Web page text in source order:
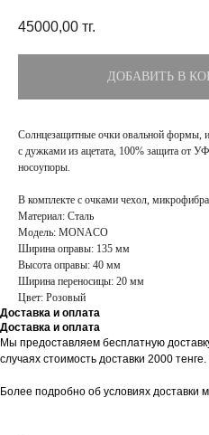
45000,00 тг.
ДОБАВИТЬ В
Солнцезащитные очки овальной формы,
с дужками из ацетата, 100% защита от
носоупоры.
В комплекте с очками чехол,
Материал: Сталь
Модель: MONACO
Ширина оправы: 135 мм
Высота оправы: 40 мм
Ширина переносицы: 20 мм
Цвет: Розовый
Доставка и оплата
Доставка и оплата
Мы предоставляем бесплатную
случаях стоимость доставки 2000 тенге.
Более подробно об условиях доставки
ПОКУПАТЕЛЯМ
Доставка
Возврат и обмен